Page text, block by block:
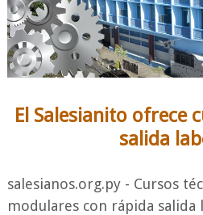
El Salesianito ofrece
salida
salesianos.org.py - Cursos
modulares con rápida salida